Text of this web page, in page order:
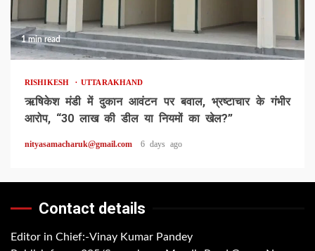
1 min read
RISHIKESH UTTARAKHAND
ऋषिकेश मंडी में दुकान आवंटन पर बवाल, भ्रष्टाचार के गंभीर
आरोप, “30 लाख की डील या नियमों का खेल?”
nityasamacharuk@gmail.com 6 days ago
Contact details
Editor in Chief:-Vinay Kumar Pandey